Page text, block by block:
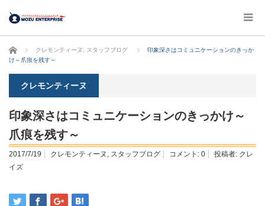
ホーム クレモンティーヌ スタッフブログ
印象深さはコミュニケーションのきっか
け～爪痕を残す～
クレモンティーヌ
印象深さはコミュニケーションのきっかけ～
爪痕を残す～
2017/7/19 クレモンティーヌ , スタッフブログ コメント: 0 投稿者: クレ
イズ